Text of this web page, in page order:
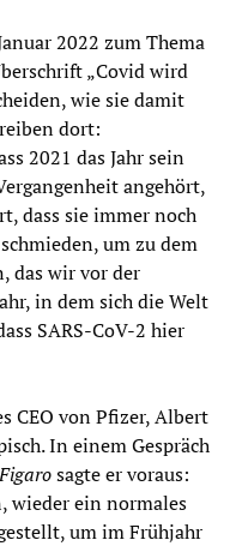
2022 zum Thema
„Covid wird
wie sie damit
dort:
2021 das Jahr sein
angehört,
dass sie immer noch
um zu dem
das wir vor der
in dem sich die Welt
SARS-CoV-2 hier
CEO von Pfizer, Albert
In einem Gespräch
sagte er voraus:
wieder ein normales
um im Frühjahr